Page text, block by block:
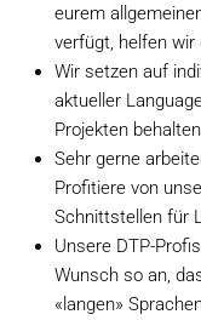
eurem
verfügt, helfen wir
Wir setzen auf
aktueller
Projekten
Sehr gerne
Profitiere von
Schnittstellen für
Unsere DTP-
Wunsch so an,
«langen»